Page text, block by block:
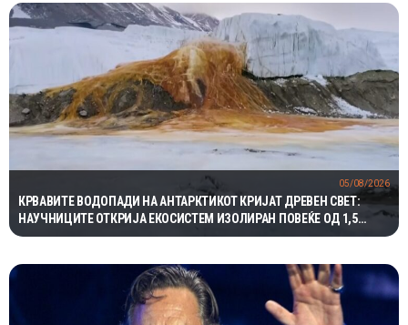
КРВАВИТЕ ВОДОПАДИ НА АНТАРКТИКОТ КРИЈАТ ДРЕВЕН СВЕТ:
НАУЧНИЦИТЕ ОТКРИЈА ЕКОСИСТЕМ ИЗОЛИРАН ПОВЕЌЕ ОД 1,5
МИЛИОНИ ГОДИНИ
05/08/2026